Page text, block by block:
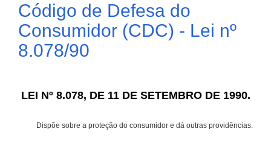
Código de Defesa do
Consumidor (CDC) - Lei nº
8.078/90
LEI Nº 8.078, DE 11 DE SETEMBRO DE 1990.
Dispõe sobre a proteção do consumidor e dá outras providências.